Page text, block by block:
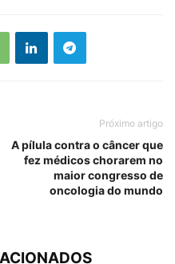
Próximo artigo
A pílula contra o câncer que
fez médicos chorarem no
maior congresso de
oncologia do mundo